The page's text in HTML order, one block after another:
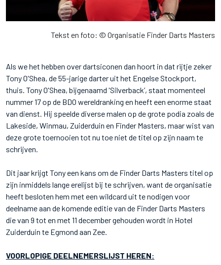
Tekst en foto: © Organisatie Finder Darts Masters
Als we het hebben over dartsiconen dan hoort in dat rijtje zeker
Tony O'Shea, de 55-jarige darter uit het Engelse Stockport,
thuis. Tony O'Shea, bijgenaamd 'Silverback’, staat momenteel
nummer 17 op de BDO wereldranking en heeft een enorme staat
van dienst. Hij speelde diverse malen op de grote podia zoals de
Lakeside, Winmau, Zuiderduin en Finder Masters, maar wist van
deze grote toernooien tot nu toe niet de titel op zijn naam te
schrijven.
Dit jaar krijgt Tony een kans om de Finder Darts Masters titel op
zijn inmiddels lange erelijst bij te schrijven, want de organisatie
heeft besloten hem met een wildcard uit te nodigen voor
deelname aan de komende editie van de Finder Darts Masters
die van 9 tot en met 11 december gehouden wordt in Hotel
Zuiderduin te Egmond aan Zee.
VOORLOPIGE DEELNEMERSLIJST HEREN: